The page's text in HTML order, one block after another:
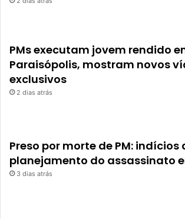
PMs executam jovem rendido
Paraisópolis, mostram novos
exclusivos
2 dias atrás
Preso por morte de PM: indícios
planejamento do assassinato
3 dias atrás